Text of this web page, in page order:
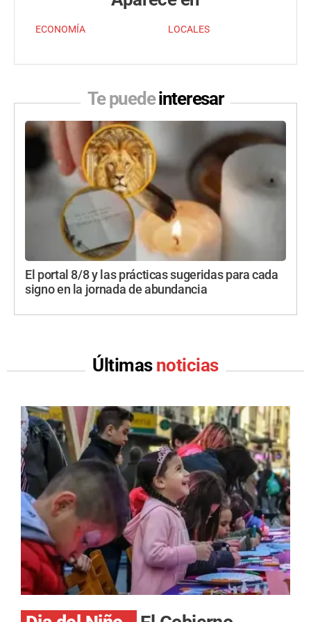
ECONOMÍA LOCALES
Te puedeinteresar
El portal 8/8 y las prácticas sugeridas para cada
signo en la jornada de abundancia
Últimas noticias